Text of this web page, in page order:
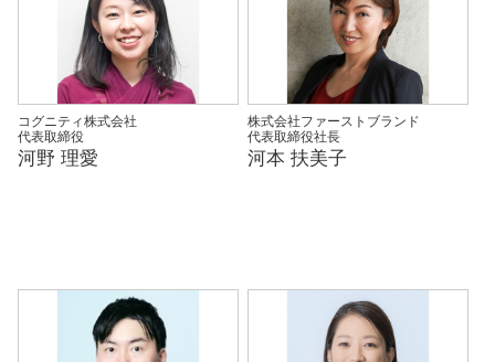
コグニティ株式会社
代表取締役
河野 理愛
株式会社ファーストブランド
代表取締役社長
河本 扶美子